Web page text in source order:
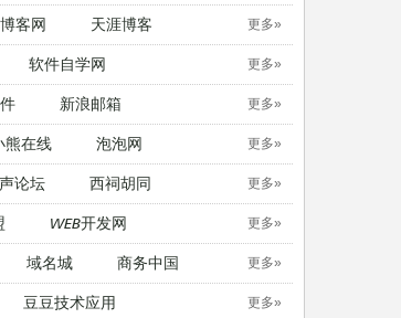
博客网 天涯博客 更多»
软件自学网 更多»
新浪邮箱 更多»
熊在线 泡泡网 更多»
论坛 西祠胡同 更多»
WEB开发网 更多»
域名城 商务中国 更多»
豆豆技术应用 更多»